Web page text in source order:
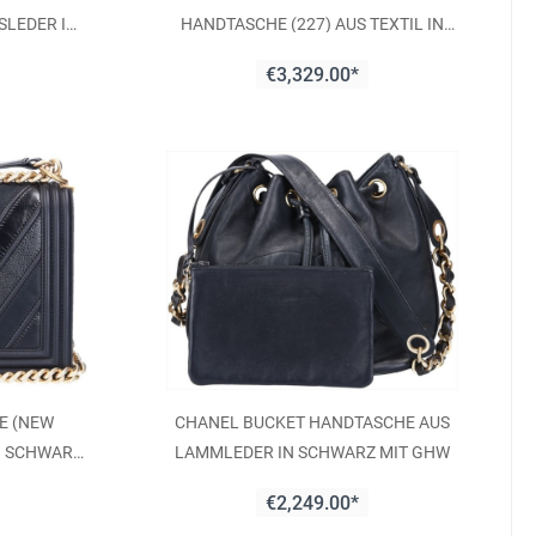
IN
HANDTASCHE (227) AUS TEXTIL IN
€3,329.00*
(NEW
CHANEL BUCKET HANDTASCHE AUS
LAMMLEDER IN SCHWARZ MIT GHW
€2,249.00*